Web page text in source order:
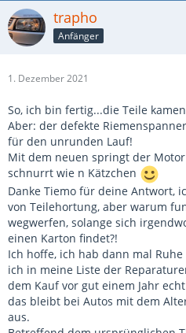
trapho
Anfänger
1. Dezember 2021
So, ich bin fertig...die Teile
Aber: der defekte
für den unrunden Lauf!
Mit dem neuen springt der
schnurrt wie n Kätzchen
Danke Tiemo für deine Antwort,
von Teilehortung, aber warum
wegwerfen, solange sich
einen Karton findet?!
Ich hoffe, ich hab dann mal
ich in meine Liste der
dem Kauf vor gut einem Jahr
das bleibt bei Autos mit dem
aus.